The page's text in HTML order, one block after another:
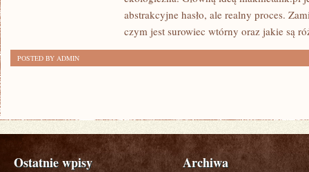
abstrakcyjne hasło, ale realny proces.
czym jest surowiec wtórny oraz jakie są
POSTED BY ADMIN
Ostatnie wpisy Archiwa